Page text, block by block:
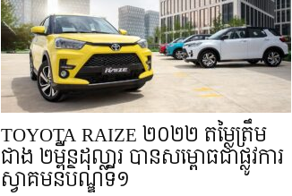
TOYOTA RAIZE ២០២២ តម្លៃត្រឹម
ជាង ២ម៉ឺនដុល្លារ បានសម្ពោធជាផ្លូវការ
ស្វាគមន៍បិណ្ឌទី១